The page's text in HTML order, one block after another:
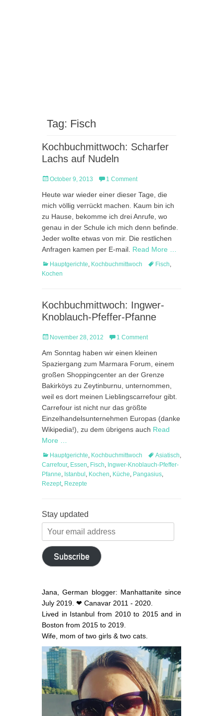
Tag: Fisch
Kochbuchmittwoch: Scharfer
Lachs auf Nudeln
Posted
October 9, 2013 1 Comment
Heute war wieder einer dieser Tage, die
mich völlig verrückt machen. Kaum bin ich
zu Hause, bekomme ich drei Anrufe, wo
genau in der Schule ich mich denn befinde.
Jeder wollte etwas von mir. Die restlichen
Anfragen kamen per E-mail. Read More …
Categories
Hauptgerichte, Kochbuchmittwoch TagsFisch,
Kochen
Kochbuchmittwoch: Ingwer-
Knoblauch-Pfeffer-Pfanne
PostedNovember 28, 2012 1 Comment
Am Sonntag haben wir einen kleinen
Spaziergang zum Marmara Forum, einem
großen Shoppingcenter an der Grenze
Bakirköys zu Zeytinburnu, unternommen,
weil es dort meinen Lieblingscarrefour gibt.
Carrefour ist nicht nur das größte
Einzelhandelsunternehmen Europas (danke
Wikipedia!), zu dem übrigens auch Read
More …
Categories
Hauptgerichte, Kochbuchmittwoch TagsAsiatisch,
Carrefour, Essen, Fisch, Ingwer-Knoblauch-Pfeffer-
Pfanne, Istanbul , Kochen, Küche, Pangasius,
Rezept, Rezepte
Stay updated
Your
email
address
Subscribe
Jana, German blogger: Manhattanite since
July 2019. ❤ Canavar 2011 - 2020.
Lived in Istanbul from 2010 to 2015 and in
Boston from 2015 to 2019.
Wife, mom of two girls & two cats.